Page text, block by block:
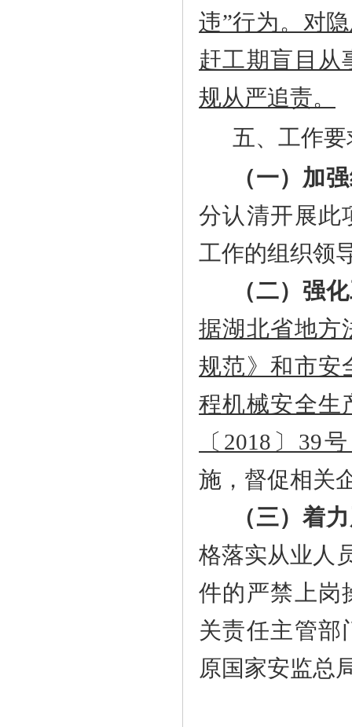
违”行为。对
赶工期盲目从
规从严追责。
五、工作要
（一）加
分认清开展此
工作的组织领
（二）强
据湖北省地方
规范》和市安
程机械安全生
〔 2018 〕 39
施，督促相关
（三）着
格落实从业人
件的严禁上岗
关责任主管部
原国家安监总